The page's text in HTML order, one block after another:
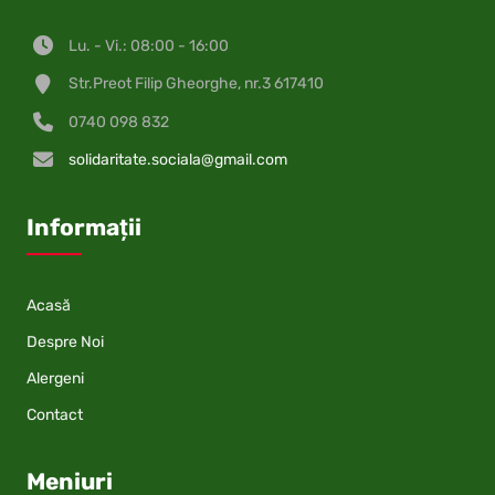
Lu. - Vi.: 08:00 - 16:00
Str.Preot Filip Gheorghe, nr.3 617410
0740 098 832
solidaritate.sociala@gmail.com
Informații
Acasă
Despre Noi
Alergeni
Contact
Meniuri